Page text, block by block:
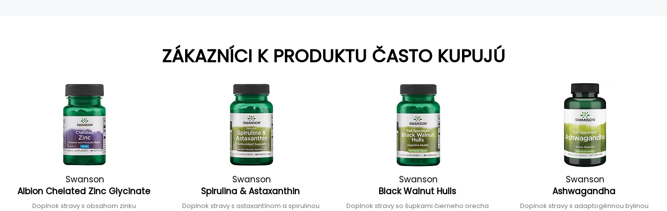
ZÁKAZNÍCI K PRODUKTU ČASTO KUPUJÚ
Swanson
Albion Chelated Zinc Glycinate
Doplnok stravy s obsahom zinku
Swanson
Spirulina & Astaxanthin
Doplnok stravy s astaxantínom a spirulinou
Swanson
Black Walnut Hulls
Doplnok stravy so šupkami čierneho orecha
Swanson
Ashwagandha
Doplnok stravy s adaptogénnou bylinou